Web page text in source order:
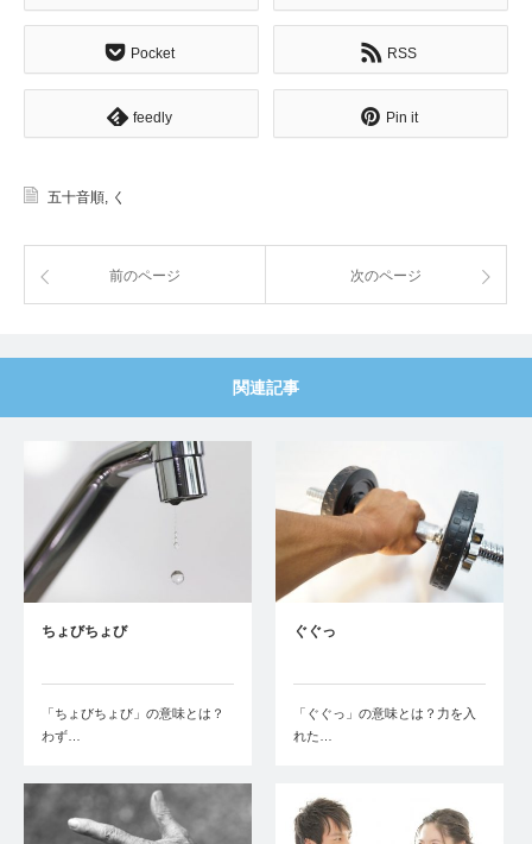
Pocket RSS
feedly Pin it
五十音順 く
前のページ 次のページ
関連記事
ちょびちょび
「ちょびちょび」の意味とは？
わず…
ぐぐっ
「ぐぐっ」の意味とは？力を入
れた…